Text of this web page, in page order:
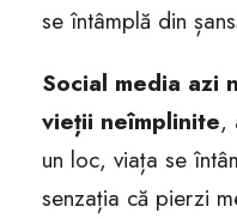
se întâmplă din
Social media azi
vieții neîmplinite,
un loc, viața se
senzația că pierzi